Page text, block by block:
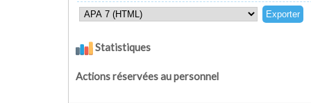
Statistiques
Actions réservées au personnel